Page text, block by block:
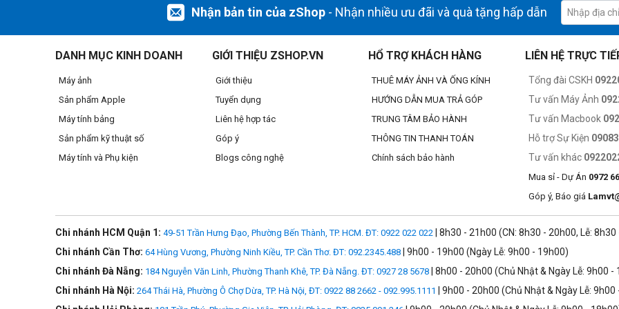
Thiết kế cao cấp của "L" series
quanh mềm, tạo cảm giác chắc chắn khi cầm trên tay. Đồng thời khả năng chống bụi và nước, thỏa mãn tối đa nhu cầu chụp
nghiệp.
Thấu kính chất lượng cao
Ống kính Canon EF 24-105mm f/4L IS USM có hệ thống quang học cấu tạo gồm 18 thấu kính, ghép thành 13 nhóm; trong đó có
UD), có tác dụng ức chế quang sai và điều chỉnh ánh sáng ngoại vi. Ngoài ra, với lớp tráng phủ Super Spectra Coatings còn giúp
thiểu sự sai khác giữa độ nét tâm và độ nét rìa cũng như gia tăng độ tương phản lên mức tối ưu.
Ống kính
Canon EF 24-105mm F/4L IS USM
được lựa chọn để phục vụ những DSLR khủng nhất của Canon. Đây là ống kính
lượng hình ảnh sắc nét trên toàn dải tiêu cự và khẩu độ. Đặc biệt vào thời điểm hiện tại, ống kính này đang có mức giá rất tốt, rất
>>> Xem thêm nhiềuống kính cũkhác
Nhận bản tin của zShop - Nhận nhiều ưu đãi và quà tặng hấp dẫn
DANH MỤC KINH DOANH
Máy ảnh
Sản phẩm Apple
Máy tính bảng
Sản phẩm kỹ thuật số
Máy tính và Phụ kiện
GIỚI THIỆU ZSHOP.VN
Giới thiệu
Tuyển dụng
Liên hệ hợp tác
Góp ý
Blogs công nghệ
HỔ TRỢ KHÁCH HÀNG
THUÊ MÁY ẢNH VÀ ỐNG KÍNH
HƯỚNG DẪN MUA TRẢ GÓP
TRUNG TÂM BẢO HÀNH
THÔNG TIN THANH TOÁN
Chính sách bảo hành
LIÊN HỆ TRỰC
Tổng đài CSKH
Tư vấn Máy Ảnh
Tư vấn Macbook
Hỗ trợ Sự Kiện
Tư vấn khác
Mua sỉ - Dự Án 0972
Góp ý, Báo giá
Chi nhánh HCM Quận 1: 49-51 Trần Hưng Đạo, Phường Bến Thành, TP. HCM. ĐT: 0922 022 022 | 8h30 - 21h00 (CN: 8h30 - 20h00, Lễ:
Chi nhánh Cần Thơ: 64 Hùng Vương, Phường Ninh Kiều, TP. Cần Thơ. ĐT: 092.2345.488 | 9h00 - 19h00 (Ngày Lễ: 9h00 - 19h00)
Chi nhánh Đà Nẵng: 184 Nguyễn Văn Linh, Phường Thanh Khê, TP. Đà Nẵng. ĐT: 0927 28 5678 | 8h00 - 20h00 (Chủ Nhật & Ngày Lễ: 9h00 -
Chi nhánh Hà Nội: 264 Thái Hà, Phường Ô Chợ Dừa, TP. Hà Nội, ĐT: 0922 88 2662 - 092.995.1111
| 9h00 - 20h00 (Chủ Nhật & Ngày Lễ: